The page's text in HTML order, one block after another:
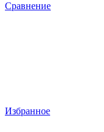
Сравнение
Избранное